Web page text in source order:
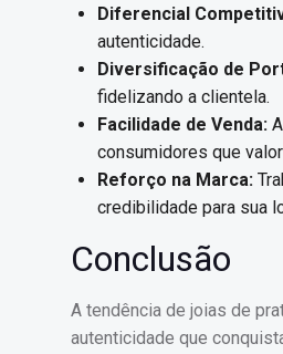
Diferencial
autenticidade.
Diversificação de
fidelizando a clientela.
Facilidade de Venda:
consumidores que
Reforço na Marca:
credibilidade para sua
Conclusão
A tendência de joias de
autenticidade que